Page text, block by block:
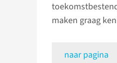
maken graag
naar pagina